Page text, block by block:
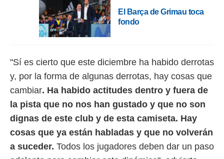
El Barça de Grimau toca
fondo
"Sí es cierto que este diciembre ha habido derrotas
y, por la forma de algunas derrotas, hay cosas que
cambiar. Ha habido actitudes dentro y fuera de
la pista que no nos han gustado y que no son
dignas de este club y de esta camiseta. Hay
cosas que ya están habladas y que no volverán
a suceder. Todos los jugadores deben dar un paso